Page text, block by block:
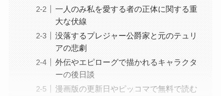
一人のみ私を愛する者の正体に関する重
大な伏線
没落するプレジャー公爵家と元のテュリ
アの悲劇
外伝やエピローグで描かれるキャラクタ
ーの後日談
漫画版の更新日やピッコマで無料で読む